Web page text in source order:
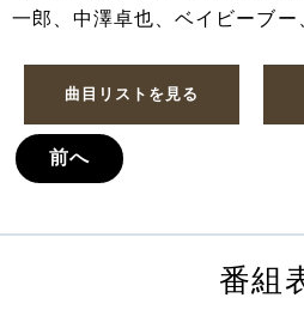
一郎、中澤卓也、ベイビーブ
曲目リストを見る
前へ
番組